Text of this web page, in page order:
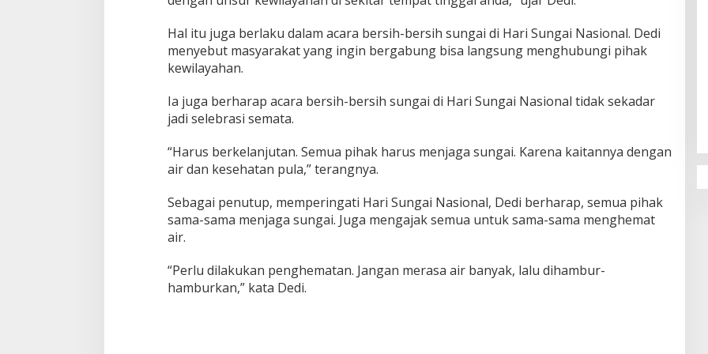
Hal itu juga berlaku dalam acara bersih-bersih sungai di Hari Sungai Nasional. Dedi
menyebut masyarakat yang ingin bergabung bisa langsung menghubungi pihak
kewilayahan.
Ia juga berharap acara bersih-bersih sungai di Hari Sungai Nasional tidak sekadar
jadi selebrasi semata.
“Harus berkelanjutan. Semua pihak harus menjaga sungai. Karena kaitannya dengan
air dan kesehatan pula,” terangnya.
Sebagai penutup, memperingati Hari Sungai Nasional, Dedi berharap, semua pihak
sama-sama menjaga sungai. Juga mengajak semua untuk sama-sama menghemat
air.
“Perlu dilakukan penghematan. Jangan merasa air banyak, lalu dihambur-
hamburkan,” kata Dedi.
Karakter Sekolah Nur Al Rahman